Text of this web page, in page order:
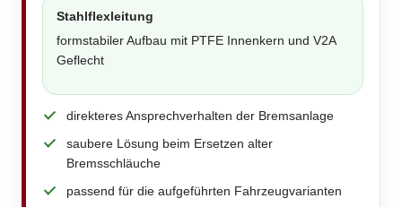
Stahlflexleitung
formstabiler Aufbau mit PTFE Innenkern und V2A
Geflecht
direkteres Ansprechverhalten der Bremsanlage
saubere Lösung beim Ersetzen alter
Bremsschläuche
passend für die aufgeführten Fahrzeugvarianten